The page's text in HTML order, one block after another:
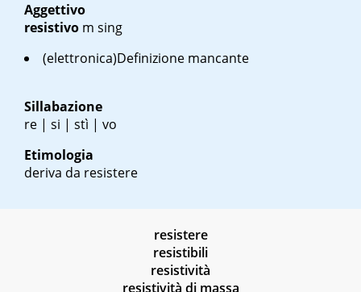
Aggettivo
resistivo m sing
(elettronica)Definizione mancante
Sillabazione
re | si | stì | vo
Etimologia
deriva da resistere
resistere
resistibili
resistività
resistività di massa